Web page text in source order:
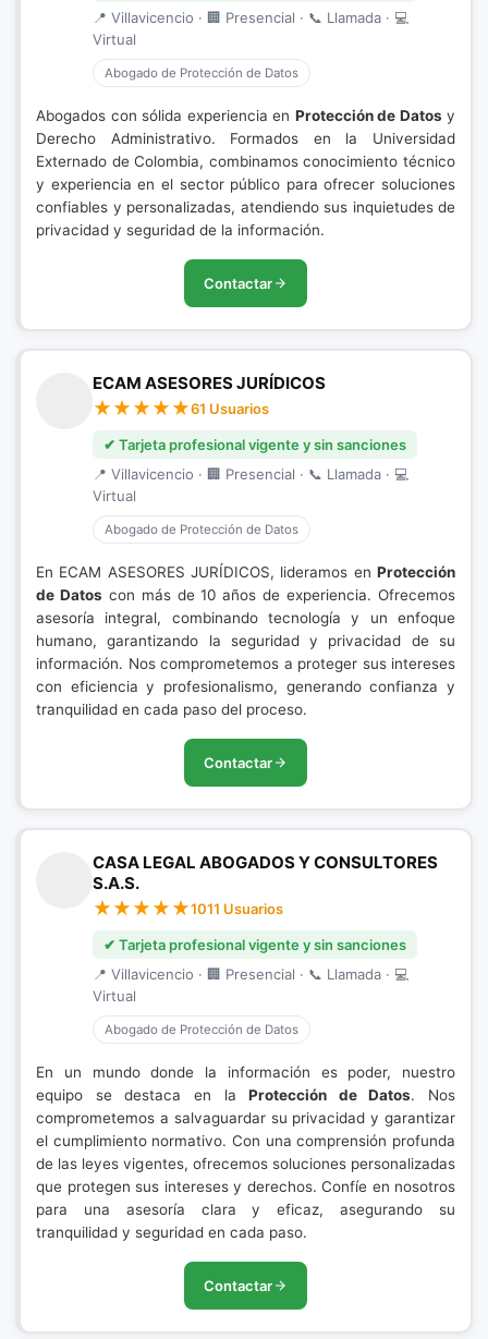
📍 Villavicencio · 🏢 Presencial · 📞 Llamada · 💻
Virtual
Abogado de Protección de Datos
Abogados con sólida experiencia en Protección de Datos y
Derecho Administrativo. Formados en la Universidad
Externado de Colombia, combinamos conocimiento técnico
y experiencia en el sector público para ofrecer soluciones
confiables y personalizadas, atendiendo sus inquietudes de
privacidad y seguridad de la información.
Contactar
ECAM ASESORES JURÍDICOS
61 Usuarios
✔ Tarjeta profesional vigente y sin sanciones
📍 Villavicencio · 🏢 Presencial · 📞 Llamada · 💻
Virtual
Abogado de Protección de Datos
En ECAM ASESORES JURÍDICOS, lideramos en Protección
de Datos con más de 10 años de experiencia. Ofrecemos
asesoría integral, combinando tecnología y un enfoque
humano, garantizando la seguridad y privacidad de su
información. Nos comprometemos a proteger sus intereses
con eficiencia y profesionalismo, generando confianza y
tranquilidad en cada paso del proceso.
Contactar
CASA LEGAL ABOGADOS Y CONSULTORES
S.A.S.
1011 Usuarios
✔ Tarjeta profesional vigente y sin sanciones
📍 Villavicencio · 🏢 Presencial · 📞 Llamada · 💻
Virtual
Abogado de Protección de Datos
En un mundo donde la información es poder, nuestro
equipo se destaca en laProtección de Datos. Nos
comprometemos a salvaguardar su privacidad y garantizar
el cumplimiento normativo. Con una comprensión profunda
de las leyes vigentes, ofrecemos soluciones personalizadas
que protegen sus intereses y derechos. Confíe en nosotros
para una asesoría clara y eficaz, asegurando su
tranquilidad y seguridad en cada paso.
Contactar